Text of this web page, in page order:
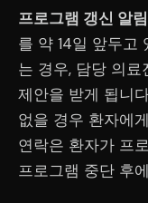
프로그램 갱신 알
를 약 14일 앞두고
는 경우, 담당 의
제안을 받게 됩니
없을 경우 환자에
연락은 환자가 프
프로그램 중단 후